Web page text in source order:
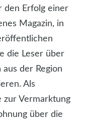
den Erfolg einer
Magazin, in
die Leser über
der Region
Als
zur Vermarktung
über die